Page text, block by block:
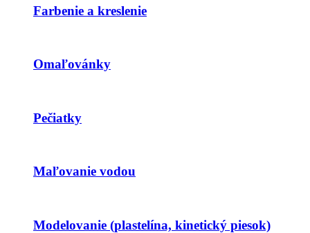
Farbenie a kreslenie
Omaľovánky
Pečiatky
Maľovanie vodou
Modelovanie (plastelína, kinetický piesok)